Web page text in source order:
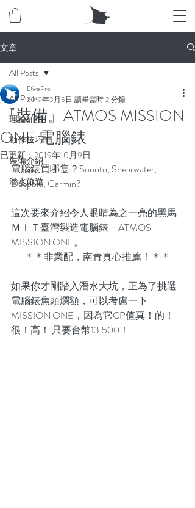
文章
All Posts
理論知識
動作技巧
裝備介紹
潛水旅遊
All Posts
『裝備』ATMOS MISSION
ONE 電腦錶
DivePro
2019年3月5日 讀畢需時 2 分鐘
已更新： 2019年10月9日
電腦錶買哪隻？Suunto, Shearwater,
Deepblu, Garmin?
這次要來介紹令人眼睛為之一亮的黑馬
ＭＩＴ臺灣製造電腦錶－ATMOS
MISSION ONE。
＊＊非業配，南青真心推薦！＊＊
如果你才剛踏入潛水大坑，正為了挑選
電腦錶焦頭爛額，可以考慮一下
MISSION ONE，因為它CP值真！的！
很！高！ 只要台幣13,500！